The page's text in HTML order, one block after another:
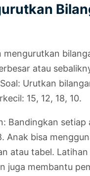
mengurutkan
atau
Urutkan
15, 12, 18, 10.
Bandingkan setiap
Anak bisa
atau tabel. Latihan
juga membantu